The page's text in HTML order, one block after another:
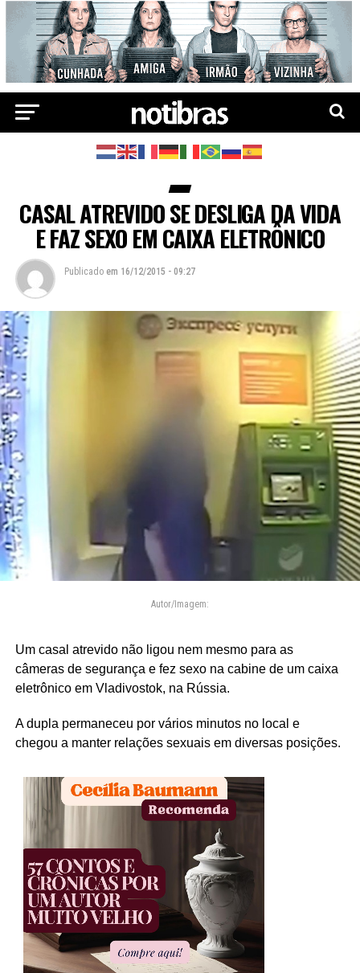
CASAL ATREVIDO SE DESLIGA DA VIDA
E FAZ SEXO EM CAIXA ELETRÔNICO
Publicado em 16/12/2015 - 09:27
Autor/Imagem:
Um casal atrevido não ligou nem mesmo para as
câmeras de segurança e fez sexo na cabine de um caixa
eletrônico em Vladivostok, na Rússia.
A dupla permaneceu por vários minutos no local e
chegou a manter relações sexuais em diversas posições.